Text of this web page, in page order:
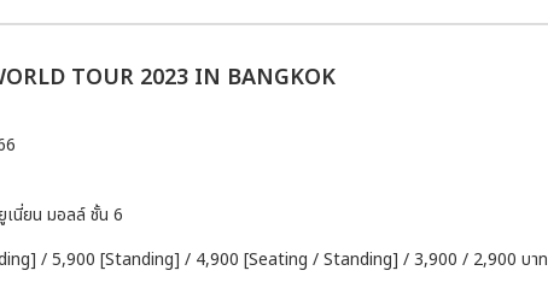
TOUR 2023 IN BANGKOK
เนี่ยน มอลล์ ชั้น 6
/ 5,900 [Standing] / 4,900 [Seating / Standing] / 3,900 / 2,900 บาท